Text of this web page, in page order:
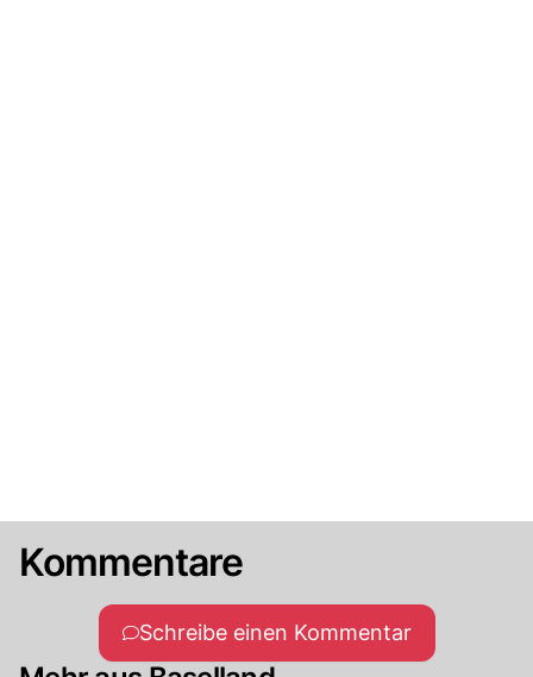
Kommentare
Schreibe einen Kommentar